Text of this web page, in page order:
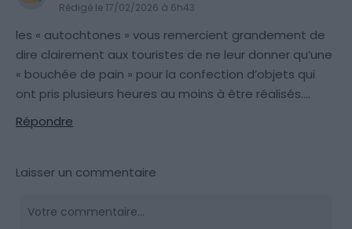
Rédigé le 17/02/2026 à 6h43
les « autochtones » vous remercient grandement de
dire clairement aux touristes de ne leur donner qu’une
« bouchée de pain » pour la confection d’objets qui
ont pris plusieurs heures au moins à être réalisés….
Répondre
Laisser un commentaire